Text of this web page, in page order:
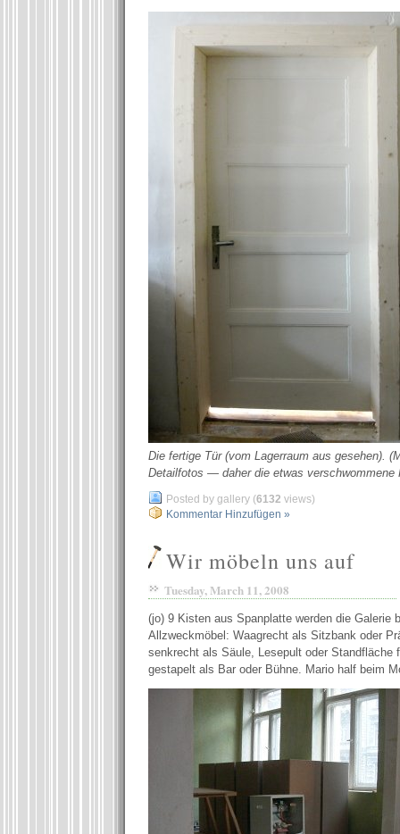
Die fertige Tür (vom Lagerraum aus gesehen).
Detailfotos — daher die etwas verschwommene
Posted by gallery (6132 views)
Kommentar Hinzufügen »
Wir möbeln uns auf
Tuesday, March 11, 2008
(jo) 9 Kisten aus Spanplatte werden die Galerie
Allzweckmöbel: Waagrecht als Sitzbank oder
senkrecht als Säule, Lesepult oder Standfläche
gestapelt als Bar oder Bühne. Mario half beim